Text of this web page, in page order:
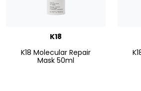
K18
K18 Molecular Repair
Mask 50ml